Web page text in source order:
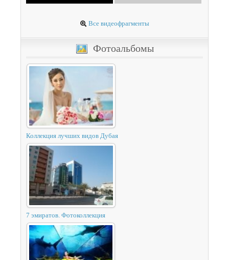
Все видеофрагменты
Фотоальбомы
Коллекция лучших видов Дубая
7 эмиратов. Фотоколлекция